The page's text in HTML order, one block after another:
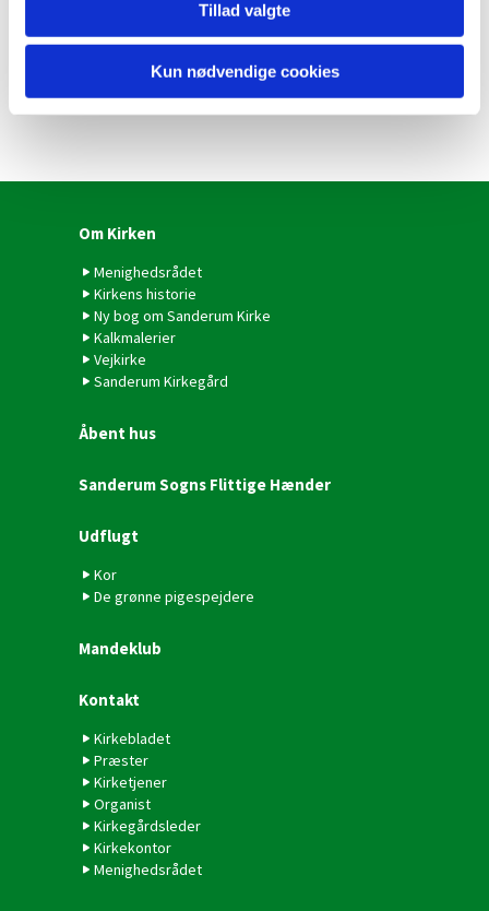
Tillad valgte
Kun nødvendige cookies
Om Kirken
Menighedsrådet
Kirkens historie
Ny bog om Sanderum Kirke
Kalkmalerier
Vejkirke
Sanderum Kirkegård
Åbent hus
Sanderum Sogns Flittige Hænder
Udflugt
Kor
De grønne pigespejdere
Mandeklub
Kontakt
Kirkebladet
Præster
Kirketjener
Organist
Kirkegårdsleder
Kirkekontor
Menighedsrådet